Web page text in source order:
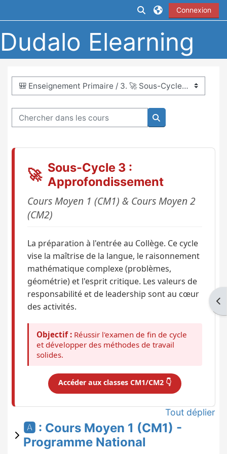
Activer/désactiver
Connexion
Dudalo Elearning
Catégories de cours
Chercher dans les cours
Chercher dans les
🚀 Sous-Cycle 3 :
Approfondissement
Cours Moyen 1 (CM1) & Cours Moyen 2
(CM2)
La préparation à l'entrée au Collège. Ce cycle
vise la maîtrise de la langue, le raisonnement
mathématique complexe (problèmes,
géométrie) et l'esprit critique. Les valeurs de
responsabilité et de leadership sont au cœur
des activités.
Objectif : Réussir l'examen de fin de cycle
et développer des méthodes de travail
solides.
Accéder aux classes CM1/CM2 👇
Tout déplier
🅰️ : Cours Moyen 1 (CM1) -
Programme National